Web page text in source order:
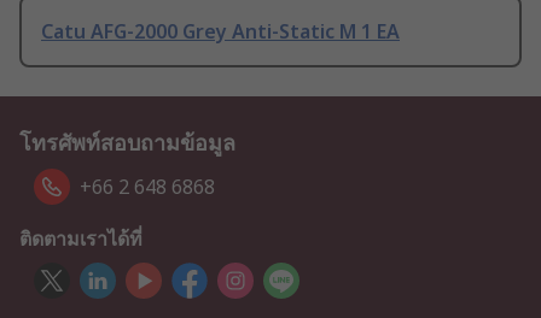
Catu AFG-2000 Grey Anti-Static M 1 EA
โทรศัพท์สอบถามข้อมูล
+66 2 648 6868
ติดตามเราได้ที่